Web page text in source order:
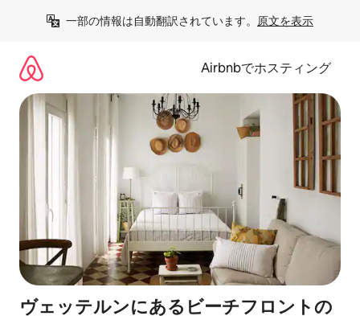
一部の情報は自動翻訳されています。 原文を表示
Airbnbでホスティング
ヴェッテルンにあるビーチフロントの